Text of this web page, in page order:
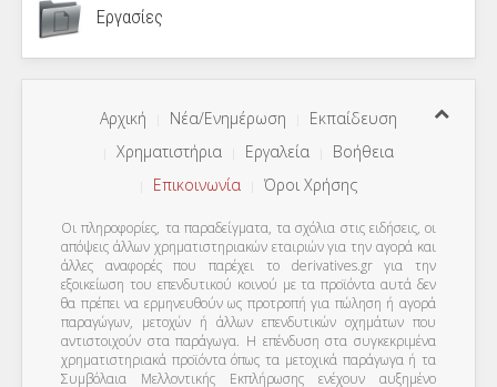
Εργασίες
Αρχική Νέα/Ενημέρωση
Εκπαίδευση
Χρηματιστήρια
Εργαλεία
Βοήθεια
Επικοινωνία
Όροι Χρήσης
Οι πληροφορίες, τα παραδείγματα, τα σχόλια στις ειδήσεις, οι
απόψεις άλλων χρηματιστηριακών εταιριών για την αγορά και
άλλες αναφορές που παρέχει το derivatives.gr για την
εξοικείωση του επενδυτικού κοινού με τα προϊόντα αυτά δεν
θα πρέπει να ερμηνευθούν ως προτροπή για πώληση ή αγορά
παραγώγων, μετοχών ή άλλων επενδυτικών οχημάτων που
αντιστοιχούν στα παράγωγα. Η επένδυση στα συγκεκριμένα
χρηματιστηριακά προϊόντα όπως τα μετοχικά παράγωγα ή τα
Συμβόλαια Μελλοντικής Εκπλήρωσης ενέχουν αυξημένο